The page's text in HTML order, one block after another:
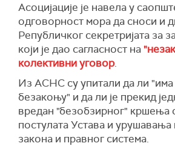
Асоцијације је навела у
одговорност мора да сноси и
Републичког секретријата за
који је дао сагласност на
колективни уговор.
Из АСНС су упитали да ли "има
безакоњу" и да ли је прекид
вредан "безобзирног" кршења
постулата Устава и
закона и правног система.